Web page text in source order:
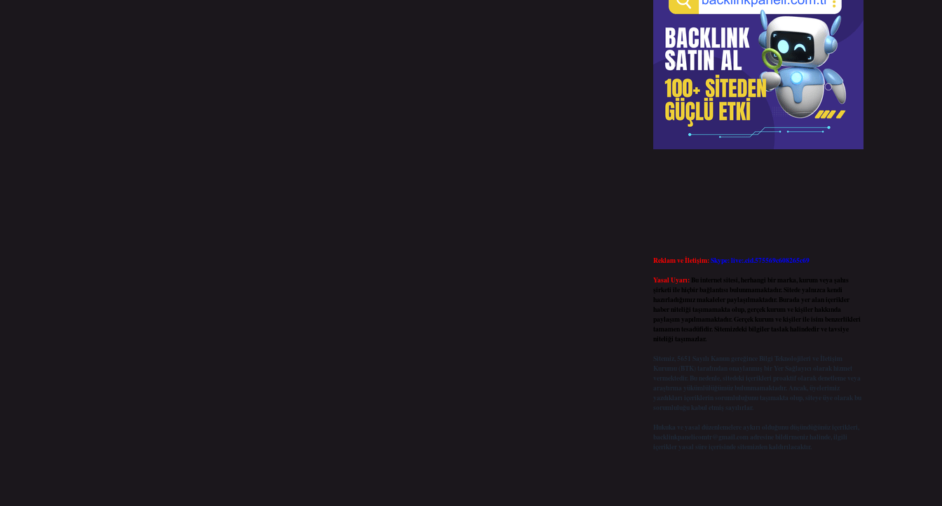
Reklam ve İletişim:Skype: live:.cid.575569c608265c69
Yasal Uyarı: Bu internet sitesi, herhangi bir marka, kurum veya şahıs
şirketi ile hiçbir bağlantısı bulunmamaktadır. Sitede yalnızca kendi
hazırladığımız makaleler paylaşılmaktadır. Burada yer alan içerikler
haber niteliği taşımamakta olup, gerçek kurum ve kişiler hakkında
paylaşım yapılmamaktadır. Gerçek kurum ve kişiler ile isim benzerlikleri
tamamen tesadüfidir. Sitemizdeki bilgiler taslak halindedir ve tavsiye
niteliği taşımazlar.
Sitemiz, 5651 Sayılı Kanun gereğince Bilgi Teknolojileri ve İletişim
Kurumu (BTK) tarafından onaylanmış bir Yer Sağlayıcı olarak hizmet
vermektedir. Bu nedenle, sitedeki içerikleri proaktif olarak denetleme veya
araştırma yükümlülüğümüz bulunmamaktadır. Ancak, üyelerimiz
yazdıkları içeriklerin sorumluluğunu taşımakta olup, siteye üye olarak bu
sorumluluğu kabul etmiş sayılırlar.
Hukuka ve yasal düzenlemelere aykırı olduğunu düşündüğünüz içerikleri,
backlinkpanelicomtr@gmail.com adresine bildirmeniz halinde, ilgili
içerikler yasal süre içerisinde sitemizden kaldırılacaktır.